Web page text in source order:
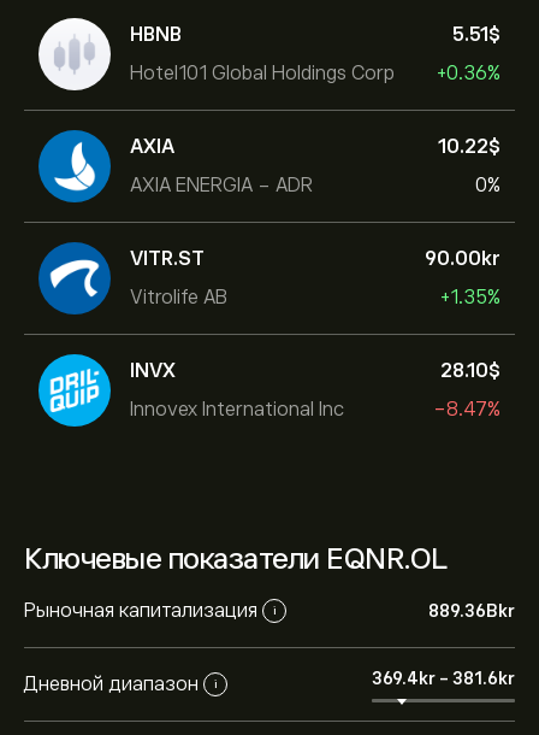
HBNB
Hotel101 Global Holdings Corp
5.51‎$‎
+0.36%
AXIA
AXIA ENERGIA - ADR
10.22‎$‎
0%
VITR.ST
Vitrolife AB
90.00‎kr‎
+1.35%
INVX
Innovex International Inc
28.10‎$‎
-8.47%
Ключевые показатели EQNR.OL
Рыночная капитализация i 889.36B‎kr‎
Дневной диапазон i 369.4‎kr‎ - 381.6‎kr‎